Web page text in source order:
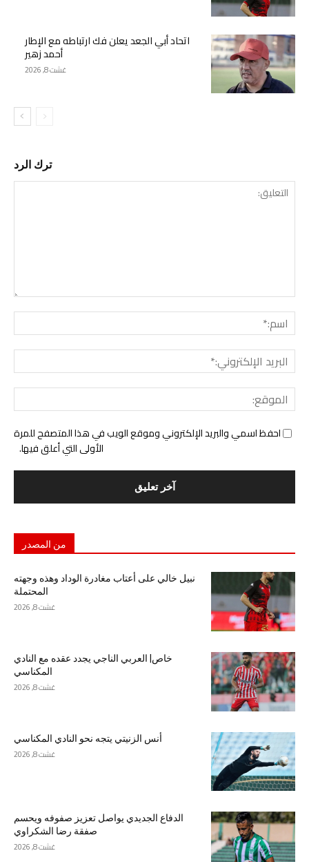
اتحاد أبي الجعد يعلن فك ارتباطه مع الإطار
أحمد زهير
غشت 8, 2026
ترك الرد
احفظ اسمي والبريد الإلكتروني وموقع الويب في هذا المتصفح للمرة
الأولى التي أعلق فيها.
من المصدر
نبيل خالي على أعتاب مغادرة الوداد وهذه وجهته
المحتملة
غشت 8, 2026
خاص| العربي الناجي يجدد عقده مع النادي
المكناسي
غشت 8, 2026
أنس الزنيتي يتجه نحو النادي المكناسي
غشت 8, 2026
الدفاع الجديدي يواصل تعزيز صفوفه ويحسم
صفقة رضا الشكراوي
غشت 8, 2026